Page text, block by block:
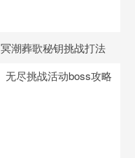
冥潮葬歌秘钥挑战打法